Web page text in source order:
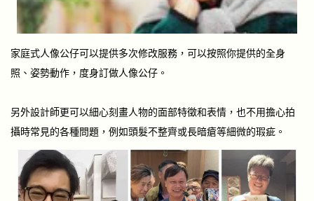
家庭式人像公仔可以提供多次修改服務，可以按照你提供的全身
照、姿勢動作，度身訂做人像公仔。
另外設計師更可以細心刻畫人物的面部特徵和表情，也不用擔心拍
攝時常見的各種問題，例如頭髮不整齊或長暗瘡等細微的瑕疵。